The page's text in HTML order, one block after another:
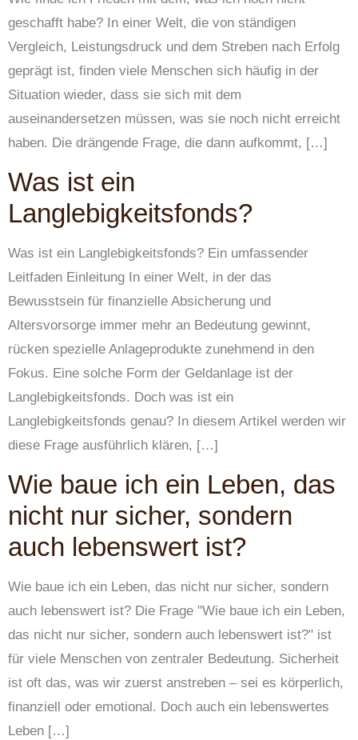
geschafft habe? In einer Welt, die von ständigen
Vergleich, Leistungsdruck und dem Streben nach Erfolg
geprägt ist, finden viele Menschen sich häufig in der
Situation wieder, dass sie sich mit dem
auseinandersetzen müssen, was sie noch nicht erreicht
haben. Die drängende Frage, die dann aufkommt, […]
Was ist ein
Langlebigkeitsfonds?
Was ist ein Langlebigkeitsfonds? Ein umfassender
Leitfaden Einleitung In einer Welt, in der das
Bewusstsein für finanzielle Absicherung und
Altersvorsorge immer mehr an Bedeutung gewinnt,
rücken spezielle Anlageprodukte zunehmend in den
Fokus. Eine solche Form der Geldanlage ist der
Langlebigkeitsfonds. Doch was ist ein
Langlebigkeitsfonds genau? In diesem Artikel werden wir
diese Frage ausführlich klären, […]
Wie baue ich ein Leben, das
nicht nur sicher, sondern
auch lebenswert ist?
Wie baue ich ein Leben, das nicht nur sicher, sondern
auch lebenswert ist? Die Frage "Wie baue ich ein Leben,
das nicht nur sicher, sondern auch lebenswert ist?" ist
für viele Menschen von zentraler Bedeutung. Sicherheit
ist oft das, was wir zuerst anstreben – sei es körperlich,
finanziell oder emotional. Doch auch ein lebenswertes
Leben […]